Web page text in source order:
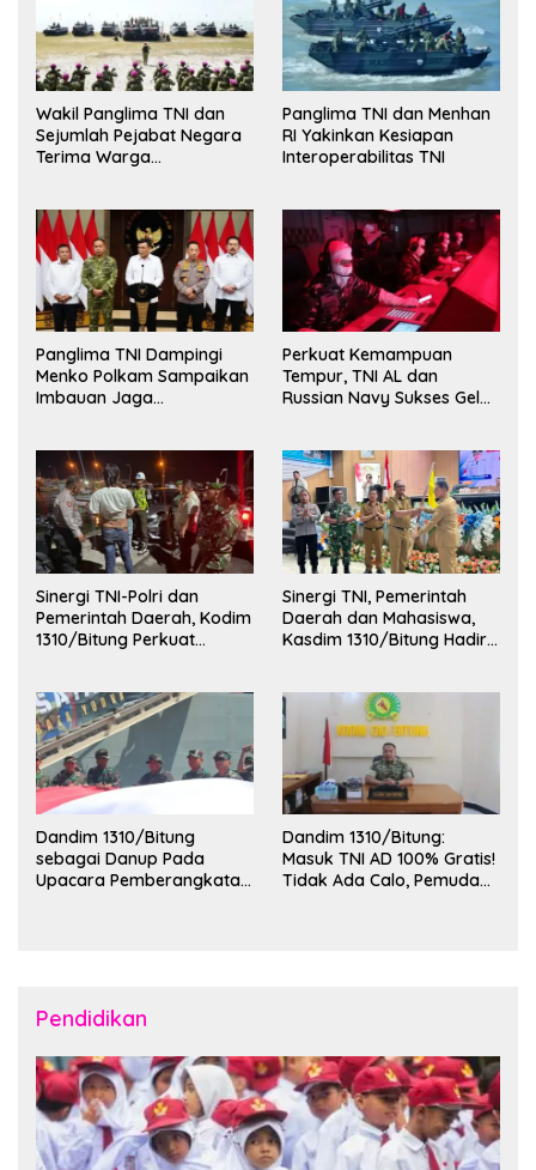
Wakil Panglima TNI dan
Sejumlah Pejabat Negara
Terima Warga
Panglima TNI dan Menhan
RI Yakinkan Kesiapan
Interoperabilitas TNI
Panglima TNI Dampingi
Menko Polkam Sampaikan
Imbauan Jaga
Perkuat Kemampuan
Tempur, TNI AL dan
Russian Navy Sukses Gelar
Sinergi TNI-Polri dan
Pemerintah Daerah, Kodim
1310/Bitung Perkuat
Sinergi TNI, Pemerintah
Daerah dan Mahasiswa,
Kasdim 1310/Bitung Hadiri
Kota Bitung
Dandim 1310/Bitung
sebagai Danup Pada
Upacara Pemberangkatan
Dandim 1310/Bitung:
Masuk TNI AD 100% Gratis!
Tidak Ada Calo, Pemuda
Pendidikan